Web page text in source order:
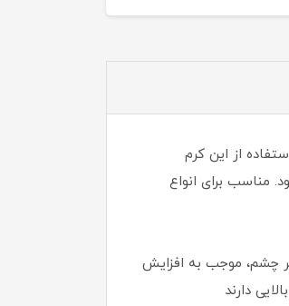
از این کرم
مناسب برای انواع
چشم، موجب به افزایش
دارند